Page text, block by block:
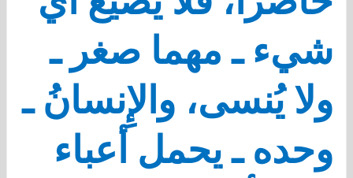
شيء ـ مهما صغر ـ
ولا يُنسى، والإِنسانُ ـ
وحده ـ يحمل أعباء